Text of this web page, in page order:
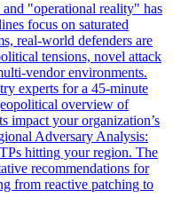
"operational reality" has
focus on saturated
real-world defenders are
tensions, novel attack
vendor environments.
experts for a 45-minute
overview of
impact your organization’s
Adversary Analysis:
hitting your region. The
recommendations for
from reactive patching to